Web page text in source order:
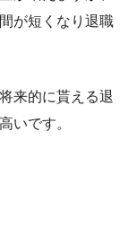
が短くなり退職
来的に貰える退
いです。